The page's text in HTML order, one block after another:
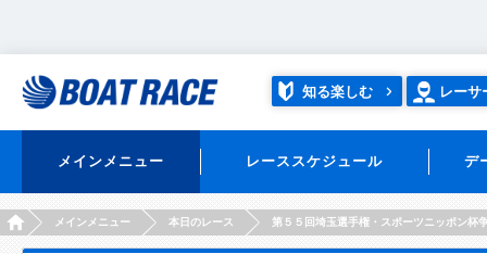
知る楽しむ レーサ
メインメニュー レーススケジュール デ
HOMEメインメニュー 本日のレース 第５５回埼玉選手権・スポーツニッポン杯